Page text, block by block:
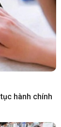
hành chính